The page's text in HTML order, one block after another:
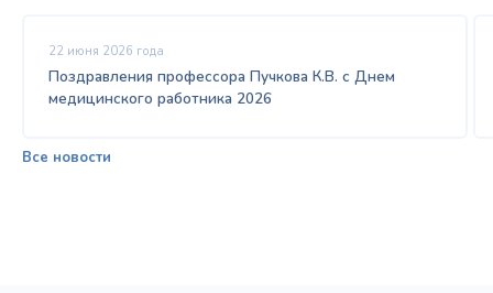
22 июня 2026 года
Поздравления профессора Пучкова К.В. с Днем
медицинского работника 2026
Все новости